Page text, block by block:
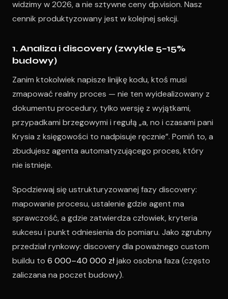
widzimy w 2026, a nie sztywne ceny dp.vision. Nasz
cennik produktyzowany jest w kolejnej sekcji.
1. Analiza i discovery (zwykle 5–15%
budowy)
Zanim ktokolwiek napisze linijkę kodu, ktoś musi
zmapować realny proces — nie ten wyidealizowany z
dokumentu procedury, tylko wersję z wyjątkami,
przypadkami brzegowymi i regułą „a, no i czasami pani
Krysia z księgowości to nadpisuje ręcznie”. Pomiń to, a
zbudujesz agenta automatyzującego proces, który
nie istnieje.
Spodziewaj się ustrukturyzowanej fazy discovery:
mapowanie procesu, ustalenie gdzie agent ma
sprawczość, a gdzie zatwierdza człowiek, kryteria
sukcesu i punkt odniesienia do pomiaru. Jako zgrubny
przedział rynkowy: discovery dla poważnego custom
buildu to 6 000–40 000 złjako osobna faza (często
zaliczana na poczet budowy).